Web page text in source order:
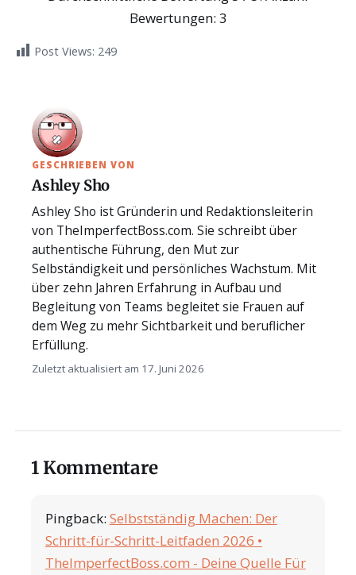
Bewertungen: 3
Post Views: 249
GESCHRIEBEN VON
Ashley Sho
Ashley Sho ist Gründerin und Redaktionsleiterin
von TheImperfectBoss.com. Sie schreibt über
authentische Führung, den Mut zur
Selbständigkeit und persönliches Wachstum. Mit
über zehn Jahren Erfahrung in Aufbau und
Begleitung von Teams begleitet sie Frauen auf
dem Weg zu mehr Sichtbarkeit und beruflicher
Erfüllung.
Zuletzt aktualisiert am 17. Juni 2026
1 Kommentare
Pingback: Selbstständig Machen: Der
Schritt-für-Schritt-Leitfaden 2026 •
TheImperfectBoss.com - Deine Quelle Für